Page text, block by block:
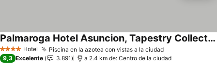
4 EstrellasHotel Piscina en la azotea con vistas a la ciudadVer precios
Palmaroga Hotel Asuncion, Tapestry Collection by Hilton
Ver precios
9,3 Excelente 3.891 a 2.4 km de: Centro de la ciudad